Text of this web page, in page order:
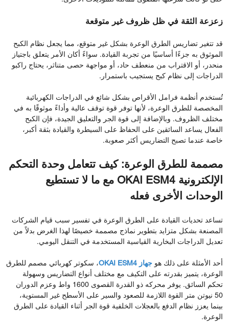
زعزعة الثقة في ظل ظروف غير متوقعة
قد تتغير تضاريس الطرق الوعرة بشكل غير متوقع، مما يجعل نظام الكبح
الموثوق به جزءًا أساسيًا من تجربة القيادة. سواءً أكان الأمر يتعلق باجتياز
منحدر، أو الاقتراب من منعطف حاد، أو مواجهة حصى متناثر، يحتاج راكبو
الدراجات إلى نظام كبح يستجيب باستمرار.
تُستخدم أنظمة فرامل الأقراص بشكل شائع في الدراجات الكهربائية
المخصصة للطرق الوعرة، لأنها توفر قوة توقف عالية وأداءً موثوقًا به في
مختلف الظروف. وبالإضافة إلى قوة الجر والتعليق الجيدة، فإن الكبح
الفعال يساعد السائقين على الحفاظ على السيطرة والقيادة بثقة أكبر،
خاصة عندما تصبح التضاريس أكثر صعوبة.
مصممة للطرق الوعرة: كيف تتعامل وحدة التحكم
الإلكترونية OKAI ESM4 مع ما لا تستطيع
الوحدات الأخرى فعله
تساعد تحديات القيادة على الطرق الوعرة في تفسير سبب قيام الشركات
المصنعة بشكل متزايد بتطوير نماذج مصممة خصيصًا لهذا الغرض بدلاً من
تعديل الدراجات البخارية القياسية المستخدمة في التنقل اليومي.
أحد الأمثلة على ذلك هو جهاز OKAI ESM4
، سكوتر كهربائي مصمم للطرق
الوعرة، يتميز بقدرته على التكيف مع مختلف أنواع التضاريس وسهولة
تحكم السائق. يوفر محركه ذو القدرة القصوى 1600 واط وعزم الدوران
50 نيوتن متر القوة اللازمة للصعود والسير على الأسطح غير المستوية،
بينما يعزز نظام الدفع بالعجلات الخلفية قوة الجر أثناء القيادة على الطرق
الوعرة.